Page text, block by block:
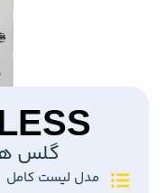
گلس
مدل لیست کامل